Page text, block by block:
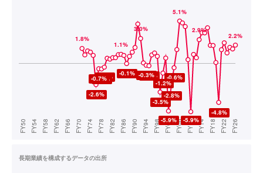
長期業績を構成するデータの出所